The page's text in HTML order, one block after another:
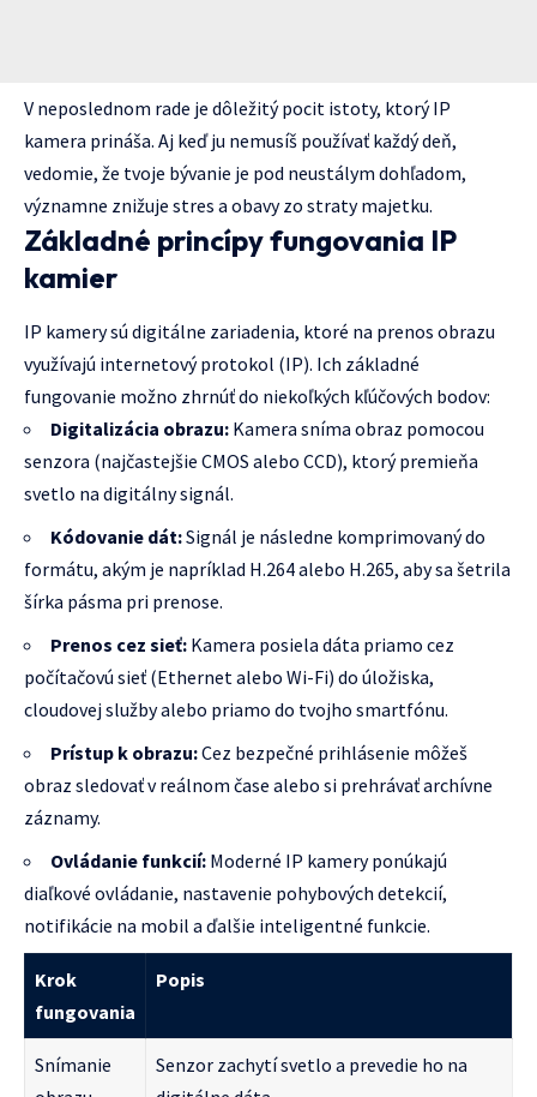
V neposlednom rade je dôležitý pocit istoty, ktorý IP
kamera prináša. Aj keď ju nemusíš používať každý deň,
vedomie, že tvoje bývanie je pod neustálym dohľadom,
významne znižuje stres a obavy zo straty majetku.
Základné princípy fungovania IP
kamier
IP kamery sú digitálne zariadenia, ktoré na prenos obrazu
využívajú internetový protokol (IP). Ich základné
fungovanie možno zhrnúť do niekoľkých kľúčových bodov:
Digitalizácia obrazu: Kamera sníma obraz pomocou
senzora (najčastejšie CMOS alebo CCD), ktorý premieňa
svetlo na digitálny signál.
Kódovanie dát:Signál je následne komprimovaný do
formátu, akým je napríklad H.264 alebo H.265, aby sa šetrila
šírka pásma pri prenose.
Prenos cez sieť: Kamera posiela dáta priamo cez
počítačovú sieť (Ethernet alebo Wi-Fi) do úložiska,
cloudovej služby alebo priamo do tvojho smartfónu.
Prístup k obrazu:Cez bezpečné prihlásenie môžeš
obraz sledovať v reálnom čase alebo si prehrávať archívne
záznamy.
Ovládanie funkcií: Moderné IP kamery ponúkajú
diaľkové ovládanie, nastavenie pohybových detekcií,
notifikácie na mobil a ďalšie inteligentné funkcie.
Krok
fungovania
Popis
Snímanie
Senzor zachytí svetlo a prevedie ho na